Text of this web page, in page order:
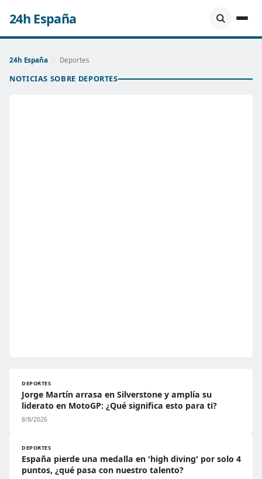
24h España
24h España › Deportes
NOTICIAS SOBRE DEPORTES
DEPORTES
Jorge Martín arrasa en Silverstone y amplía su
liderato en MotoGP: ¿Qué significa esto para ti?
8/8/2026
DEPORTES
España pierde una medalla en 'high diving' por solo 4
puntos, ¿qué pasa con nuestro talento?